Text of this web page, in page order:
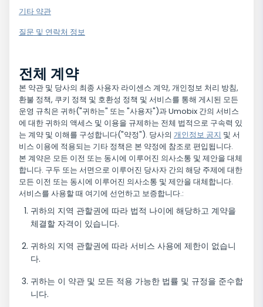
기타 약관
질문 및 연락처 정보
전체 계약
본 약관 및 당사의 최종 사용자 라이센스 계약, 개인정보 처리 방침,
환불 정책, 쿠키 정책 및 호환성 정책 및 서비스를 통해 게시된 모든
운영 규칙은 귀하("귀하는" 또는 "사용자")과 Umobix 간의 서비스
에 대한 귀하의 액세스 및 이용을 규제하는 전체 법적으로 구속력 있
는 계약 및 이해를 구성합니다("약정"). 당사의 개인정보 공지 및 서
비스 이용에 적용되는 기타 정책은 본 약정에 참조로 편입됩니다.
본 계약은 모든 이전 또는 동시에 이루어진 의사소통 및 제안을 대체
합니다. 구두 또는 서면으로 이루어진 당사자 간의 해당 주제에 대한
모든 이전 또는 동시에 이루어진 의사소통 및 제안을 대체합니다.
서비스를 사용할 때 여기에 선언하고 보증합니다.:
귀하의 지역 관할권에 따라 법적 나이에 해당하고 계약을
체결할 자격이 있습니다.
귀하의 지역 관할권에 따라 서비스 사용에 제한이 없습니
다.
귀하는 이 약관 및 모든 적용 가능한 법률 및 규정을 준수합
니다.